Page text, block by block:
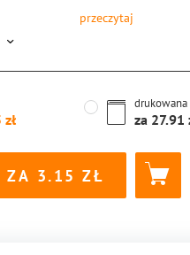
przeczytaj
drukowana
za 27.91
ZA 3.15